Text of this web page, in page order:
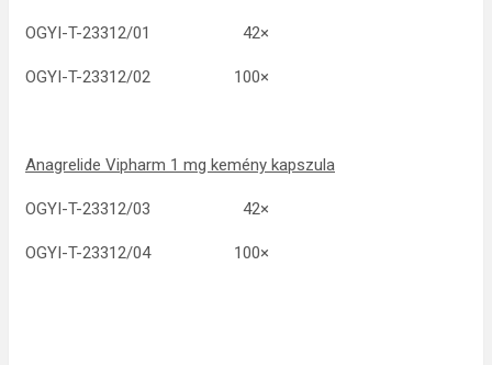
OGYI-T-23312/01 42×
OGYI-T-23312/02 100×
Anagrelide Vipharm 1 mg kemény kapszula
OGYI-T-23312/03 42×
OGYI-T-23312/04 100×